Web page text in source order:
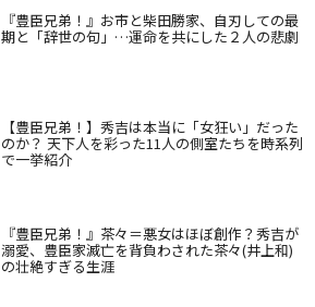
『豊臣兄弟！』お市と柴田勝家、自刃しての最
期と「辞世の句」…運命を共にした２人の悲劇
【豊臣兄弟！】秀吉は本当に「女狂い」だった
のか？ 天下人を彩った11人の側室たちを時系列
で一挙紹介
『豊臣兄弟！』茶々＝悪女はほぼ創作？秀吉が
溺愛、豊臣家滅亡を背負わされた茶々(井上和)
の壮絶すぎる生涯